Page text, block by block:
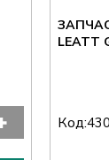
LEATT
Код: